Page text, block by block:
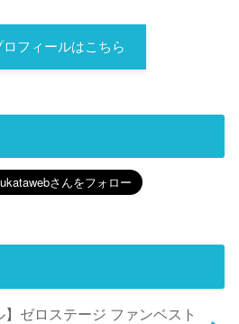
フィールはこちら
】ゼロステージ ファンベスト